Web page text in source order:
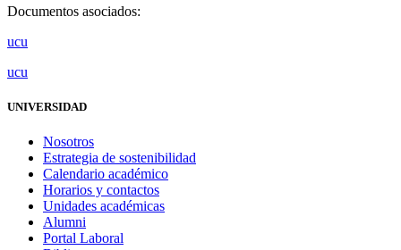
Documentos asociados:
ucu
ucu
UNIVERSIDAD
Nosotros
Estrategia de sostenibilidad
Calendario académico
Horarios y contactos
Unidades académicas
Alumni
Portal Laboral